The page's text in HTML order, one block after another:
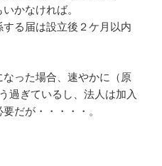
かなければ。
る届は設立後２ケ月以内
った場合、速やかに（原
過ぎているし、法人は加入
だが・・・・・。